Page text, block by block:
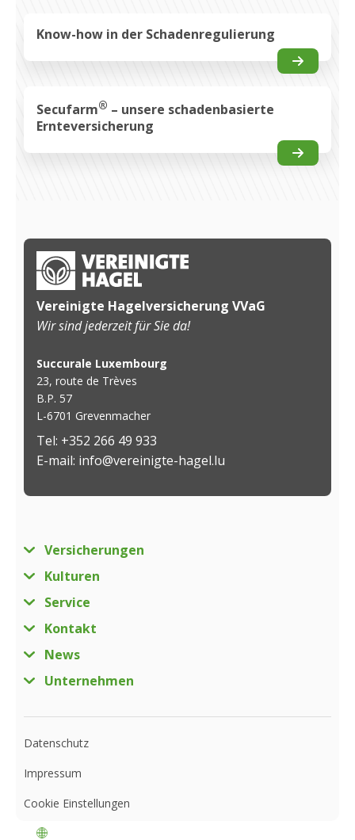
Know-how in der Schadenregulierung
Secufarm® – unsere schadenbasierte
Ernteversicherung
Vereinigte Hagelversicherung VVaG
Wir sind jederzeit für Sie da!
Succurale Luxembourg
23, route de Trèves
B.P. 57
L-6701 Grevenmacher
Tel: +352 266 49 933
E-mail: info@vereinigte-hagel.lu
Versicherungen
Kulturen
Service
Kontakt
News
Unternehmen
Datenschutz
Impressum
Cookie Einstellungen